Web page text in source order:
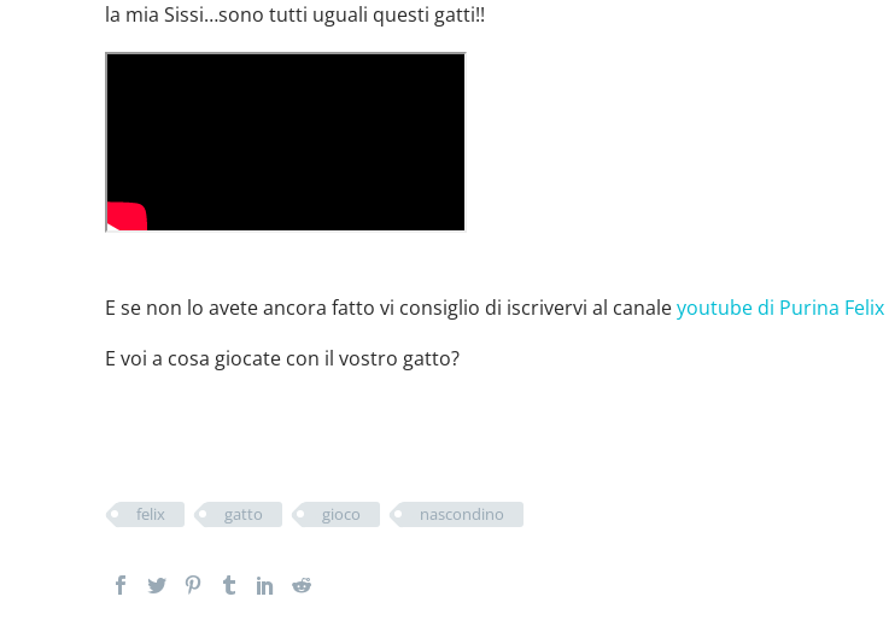
la mia Sissi…sono tutti uguali questi gatti!!
E se non lo avete ancora fatto vi consiglio di iscrivervi al canaleyoutube di Purina Felix
E voi a cosa giocate con il vostro gatto?
felix gatto gioco nascondino